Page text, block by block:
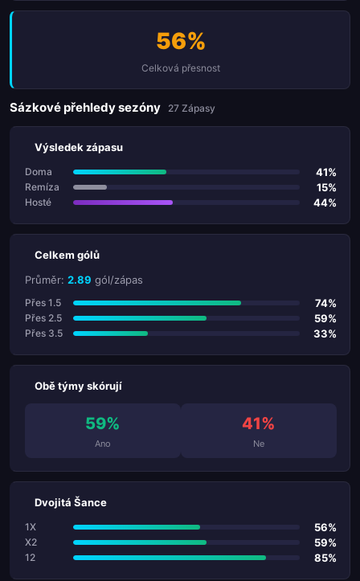
56%
Celková přesnost
Sázkové přehledy sezóny 27 Zápasy
Výsledek zápasu
Doma 41%
Remíza 15%
Hosté 44%
Celkem gólů
Průměr: 2.89 gól/zápas
Přes 1.5 74%
Přes 2.5 59%
Přes 3.5 33%
Obě týmy skórují
59%
Ano
41%
Ne
Dvojitá Šance
1X 56%
X2 59%
12 85%